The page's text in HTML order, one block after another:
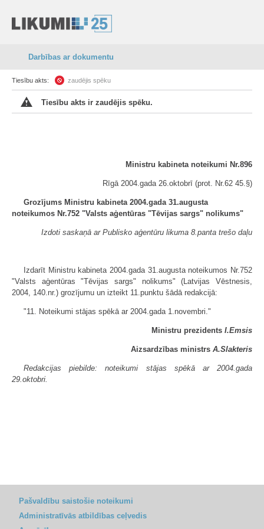
Darbības ar dokumentu
Tiesību akts: zaudējis spēku
Tiesību akts ir zaudējis spēku.
Ministru kabineta noteikumi Nr.896
Rīgā 2004.gada 26.oktobrī (prot. Nr.62 45.§)
Grozījums Ministru kabineta 2004.gada 31.augusta
noteikumos Nr.752 "Valsts aģentūras "Tēvijas sargs" nolikums"
Izdoti saskaņā ar Publisko aģentūru likuma 8.panta trešo daļu
Izdarīt Ministru kabineta 2004.gada 31.augusta noteikumos Nr.752
"Valsts aģentūras "Tēvijas sargs" nolikums" (Latvijas Vēstnesis,
2004, 140.nr.) grozījumu un izteikt 11.punktu šādā redakcijā:
"11. Noteikumi stājas spēkā ar 2004.gada 1.novembri."
Ministru prezidents I.Emsis
Aizsardzības ministrs A.Slakteris
Redakcijas piebilde: noteikumi stājas spēkā ar 2004.gada
29.oktobri.
Pašvaldību saistošie noteikumi
Administratīvās atbildības ceļvedis